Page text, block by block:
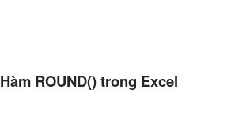
Hàm ROUND() trong Excel